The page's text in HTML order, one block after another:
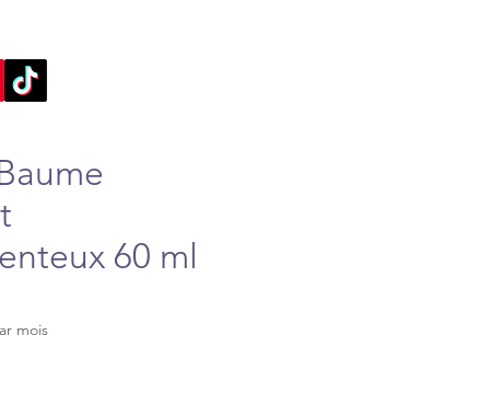
60 ml
mois